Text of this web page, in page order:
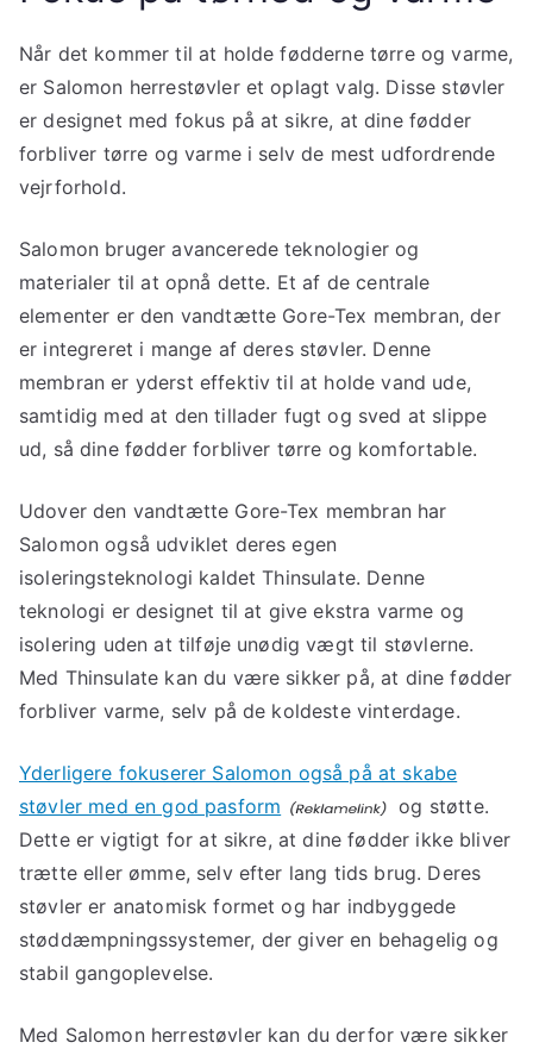
Når det kommer til at holde fødderne tørre og varme,
er Salomon herrestøvler et oplagt valg. Disse støvler
er designet med fokus på at sikre, at dine fødder
forbliver tørre og varme i selv de mest udfordrende
vejrforhold.
Salomon bruger avancerede teknologier og
materialer til at opnå dette. Et af de centrale
elementer er den vandtætte Gore-Tex membran, der
er integreret i mange af deres støvler. Denne
membran er yderst effektiv til at holde vand ude,
samtidig med at den tillader fugt og sved at slippe
ud, så dine fødder forbliver tørre og komfortable.
Udover den vandtætte Gore-Tex membran har
Salomon også udviklet deres egen
isoleringsteknologi kaldet Thinsulate. Denne
teknologi er designet til at give ekstra varme og
isolering uden at tilføje unødig vægt til støvlerne.
Med Thinsulate kan du være sikker på, at dine fødder
forbliver varme, selv på de koldeste vinterdage.
Yderligere fokuserer Salomon også på at skabe
støvler med en god pasform
og støtte.
Dette er vigtigt for at sikre, at dine fødder ikke bliver
trætte eller ømme, selv efter lang tids brug. Deres
støvler er anatomisk formet og har indbyggede
støddæmpningssystemer, der giver en behagelig og
stabil gangoplevelse.
Med Salomon herrestøvler kan du derfor være sikker